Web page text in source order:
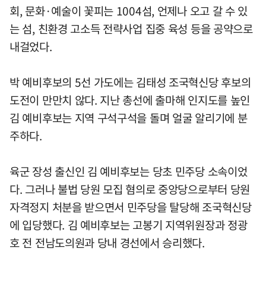
회, 문화·예술이 꽃피는 1004섬, 언제나 오고 갈 수 있
는 섬, 친환경 고소득 전략사업 집중 육성 등을 공약으로
내걸었다.
박 예비후보의 5선 가도에는 김태성 조국혁신당 후보의
도전이 만만치 않다. 지난 총선에 출마해 인지도를 높인
김 예비후보는 지역 구석구석을 돌며 얼굴 알리기에 분
주하다.
육군 장성 출신인 김 예비후보는 당초 민주당 소속이었
다. 그러나 불법 당원 모집 혐의로 중앙당으로부터 당원
자격정지 처분을 받으면서 민주당을 탈당해 조국혁신당
에 입당했다. 김 예비후보는 고봉기 지역위원장과 정광
호 전 전남도의원과 당내 경선에서 승리했다.